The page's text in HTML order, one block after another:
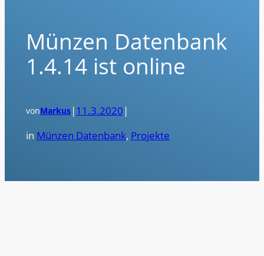
Münzen Datenbank
1.4.14 ist online
vonMarkus| 11.3.2020 |
in Münzen Datenbank, Projekte